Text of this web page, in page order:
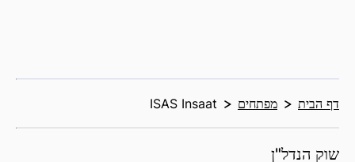
דף הבית מפתחים ISAS Insaat
שוק הנדל"ן